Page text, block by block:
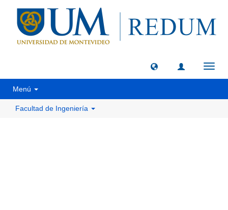
Menú
Facultad de Ingeniería